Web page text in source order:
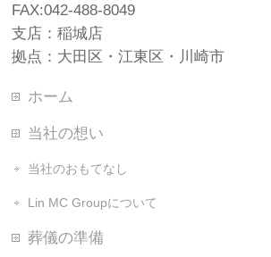
FAX:042-488-8049
支店：稲城店
拠点：大田区・江東区・川崎市
ホーム
当社の想い
当社のおもてなし
Lin MC Groupについて
葬儀の準備